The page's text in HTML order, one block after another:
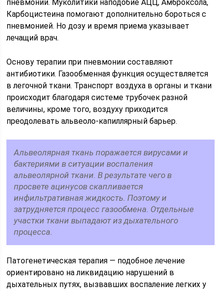
пневмонии. Муколитики наподобие АЦЦ, Амброксола,
Карбоцистеина помогают дополнительно бороться с
пневмонией. Но дозу и время приема указывает
лечащий врач.
Основу терапии при пневмонии составляют
антибиотики. Газообменная функция осуществляется
в легочной ткани. Транспорт воздуха в органы и ткани
происходит благодаря системе трубочек разной
величины, кроме того, воздуху приходится
преодолевать альвеоло-капиллярный барьер.
Альвеолярная ткань поражается вирусами и
бактериями в ситуации воспаления
альвеолярной ткани. В результате чего в
просвете ацинусов скапливается
инфильтративная жидкость. Поэтому и
затрудняется процесс газообмена. Отдельные
участки ткани выпадают из дыхательного
процесса.
Патогенетическая терапия — подобное лечение
ориентировано на ликвидацию нарушений в
дыхательных путях, вызвавших воспаление легких у